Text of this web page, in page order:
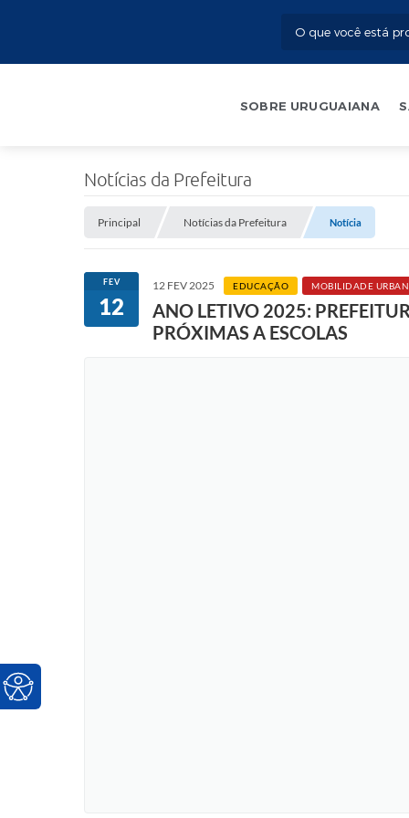
SOBRE URUGUAIANA
Notícias da Prefeitura
Principal Notícias da Prefeitura Notícia
FEV
12
12 FEV 2025 EDUCAÇÃO MOBILIDADE
ANO LETIVO 2025:
PRÓXIMAS A ESCOLAS